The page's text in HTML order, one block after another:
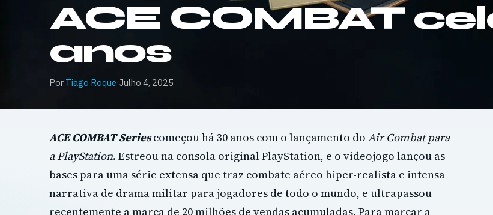
ACE COMBAT
anos
Por Tiago Roque·Julho 4, 2025
ACE COMBAT Seriescomeçou há 30 anos com o lançamento do Air Combat para
a PlayStation. Estreou na consola original PlayStation, e o videojogo lançou as
bases para uma série extensa que traz combate aéreo hiper-realista e intensa
narrativa de drama militar para jogadores de todo o mundo, e ultrapassou
recentemente a marca de 20 milhões de vendas acumuladas. Para marcar a